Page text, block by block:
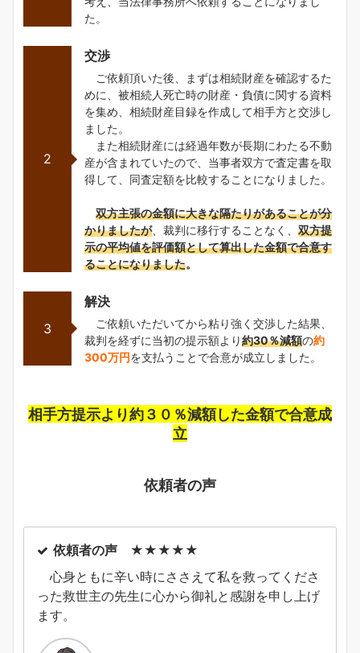
た。
2
交渉
ご依頼頂いた後、まずは相続財産を確認するた
めに、被相続人死亡時の財産・負債に関する資料
を集め、相続財産目録を作成して相手方と交渉し
ました。
また相続財産には経過年数が長期にわたる不動
産が含まれていたので、当事者双方で査定書を取
得して、同査定額を比較することになりました。
双方主張の金額に大きな隔たりがあることが分
かりましたが、裁判に移行することなく、 双方提
示の平均値を評価額として算出した金額で合意す
ることになりました。
3
解決
ご依頼いただいてから粘り強く交渉した結果、
裁判を経ずに当初の提示額より約30％減額の約
300万円を支払うことで合意が成立しました。
相手方提示より約３０％減額した金額で合意成
立
依頼者の声
依頼者の声 ★★★★★
心身ともに辛い時にささえて私を救ってくださ
った救世主の先生に心から御礼と感謝を申し上げ
ます。